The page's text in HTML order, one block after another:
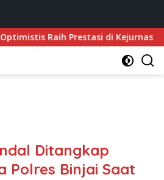
Prestasi di Kejurnas
Ditangkap
Polres Binjai Saat